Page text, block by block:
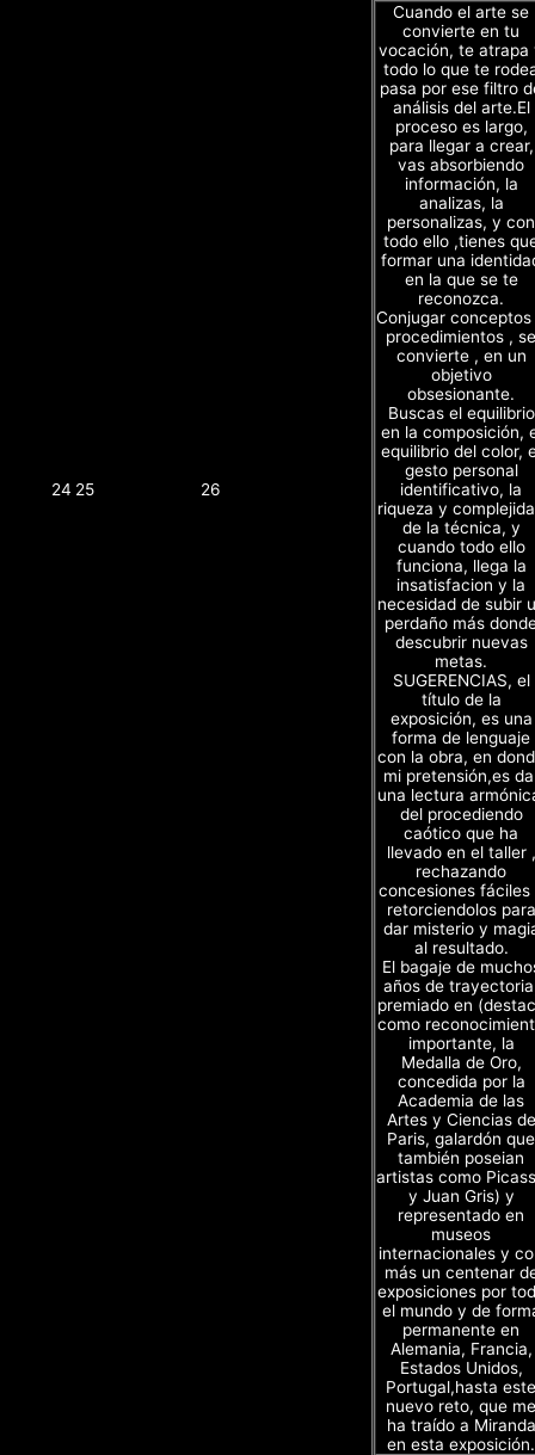
24 25 26
Cuando el arte se
convierte en tu
vocación, te atrapa
todo lo que te
pasa por ese filtro
análisis del arte.El
proceso es largo,
para llegar a crear,
vas absorbiendo
información, la
analizas, la
personalizas, y con
todo ello ,tienes
formar una
en la que se te
reconozca.
Conjugar
procedimientos , se
convierte , en un
objetivo
obsesionante.
Buscas el equilibrio
en la composición,
equilibrio del color,
gesto personal
identificativo, la
riqueza y
de la técnica, y
cuando todo ello
funciona, llega la
insatisfacion y la
necesidad de subir
perdaño más
descubrir nuevas
metas.
SUGERENCIAS, el
título de la
exposición, es una
forma de lenguaje
con la obra, en
mi pretensión,es
una lectura
del procediendo
caótico que ha
llevado en el taller ,
rechazando
concesiones fáciles
retorciendolos para
dar misterio y
al resultado.
El bagaje de
años de
premiado en
como
importante, la
Medalla de Oro,
concedida por la
Academia de las
Artes y Ciencias de
Paris, galardón que
también poseian
artistas como
y Juan Gris) y
representado en
museos
internacionales y
más un centenar
exposiciones por
el mundo y de
permanente en
Alemania, Francia,
Estados Unidos,
Portugal,hasta este
nuevo reto, que me
ha traído a Miranda
en esta exposición.